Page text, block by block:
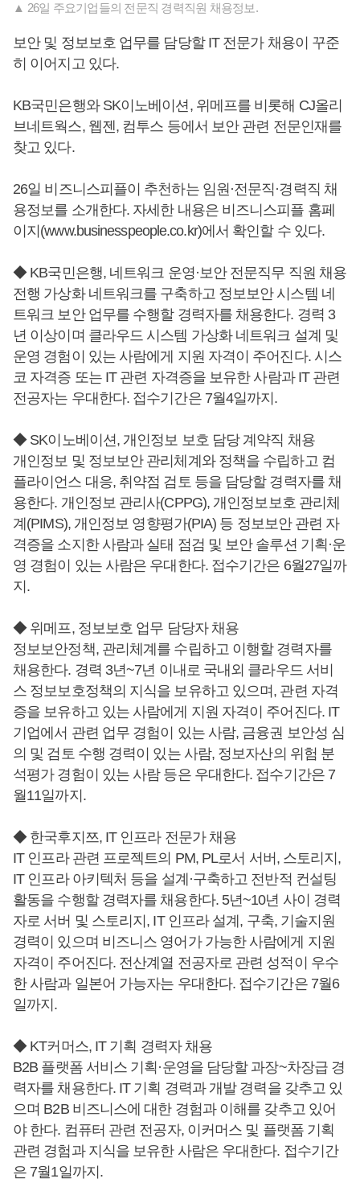
▲ 26일 주요기업들의 전문직 경력직원 채용정보.
보안 및 정보보호 업무를 담당할 IT 전문가 채용이 꾸준
히 이어지고 있다.
KB국민은행와 SK이노베이션, 위메프를 비롯해 CJ올리
브네트웍스, 웹젠, 컴투스 등에서 보안 관련 전문인재를
찾고 있다.
26일 비즈니스피플이 추천하는 임원·전문직·경력직 채
용정보를 소개한다. 자세한 내용은 비즈니스피플 홈페
이지(www.businesspeople.co.kr)에서 확인할 수 있다.
◆ KB국민은행, 네트워크 운영·보안 전문직무 직원 채용
전행 가상화 네트워크를 구축하고 정보보안 시스템 네
트워크 보안 업무를 수행할 경력자를 채용한다. 경력 3
년 이상이며 클라우드 시스템 가상화 네트워크 설계 및
운영 경험이 있는 사람에게 지원 자격이 주어진다. 시스
코 자격증 또는 IT 관련 자격증을 보유한 사람과 IT 관련
전공자는 우대한다. 접수기간은 7월4일까지.
◆ SK이노베이션, 개인정보 보호 담당 계약직 채용
개인정보 및 정보보안 관리체계와 정책을 수립하고 컴
플라이언스 대응, 취약점 검토 등을 담당할 경력자를 채
용한다. 개인정보 관리사(CPPG), 개인정보보호 관리체
계(PIMS), 개인정보 영향평가(PIA) 등 정보보안 관련 자
격증을 소지한 사람과 실태 점검 및 보안 솔루션 기획·운
영 경험이 있는 사람은 우대한다. 접수기간은 6월27일까
지.
◆ 위메프, 정보보호 업무 담당자 채용
정보보안정책, 관리체계를 수립하고 이행할 경력자를
채용한다. 경력 3년~7년 이내로 국내외 클라우드 서비
스 정보보호정책의 지식을 보유하고 있으며, 관련 자격
증을 보유하고 있는 사람에게 지원 자격이 주어진다. IT
기업에서 관련 업무 경험이 있는 사람, 금융권 보안성 심
의 및 검토 수행 경력이 있는 사람, 정보자산의 위험 분
석평가 경험이 있는 사람 등은 우대한다. 접수기간은 7
월11일까지.
◆ 한국후지쯔, IT 인프라 전문가 채용
IT 인프라 관련 프로젝트의 PM, PL로서 서버, 스토리지,
IT 인프라 아키텍처 등을 설계·구축하고 전반적 컨설팅
활동을 수행할 경력자를 채용한다. 5년~10년 사이 경력
자로 서버 및 스토리지, IT 인프라 설계, 구축, 기술지원
경력이 있으며 비즈니스 영어가 가능한 사람에게 지원
자격이 주어진다. 전산계열 전공자로 관련 성적이 우수
한 사람과 일본어 가능자는 우대한다. 접수기간은 7월6
일까지.
◆ KT커머스, IT 기획 경력자 채용
B2B 플랫폼 서비스 기획·운영을 담당할 과장~차장급 경
력자를 채용한다. IT 기획 경력과 개발 경력을 갖추고 있
으며 B2B 비즈니스에 대한 경험과 이해를 갖추고 있어
야 한다. 컴퓨터 관련 전공자, 이커머스 및 플랫폼 기획
관련 경험과 지식을 보유한 사람은 우대한다. 접수기간
은 7월1일까지.